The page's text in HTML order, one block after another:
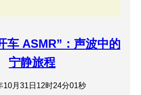
车 ASMR”：声波中的
宁静旅程
10月31日12时24分01秒